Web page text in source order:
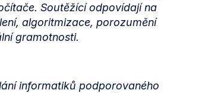
Soutěžící odpovídají na
algoritmizace, porozumění
gramotnosti.
informatiků podporovaného